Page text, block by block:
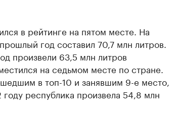
в рейтинге на пятом месте. На
год составил 70,7 млн литров.
произвели 63,5 млн литров
на седьмом месте по стране.
в топ-10 и занявшим 9-е место,
республика произвела 54,8 млн